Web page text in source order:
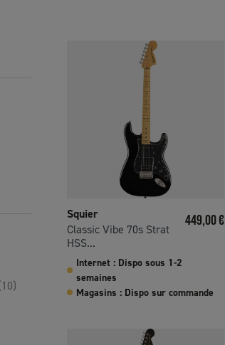
Squier
Classic Vibe 70s Strat
HSS...
Prix
449,00 €
Internet : Dispo sous 1-2
semaines
Magasins : Dispo sur commande